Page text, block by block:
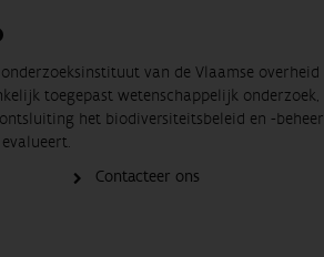
van de Vlaamse overheid
toegepast wetenschappelijk onderzoek,
het biodiversiteitsbeleid en -beheer
Contacteer ons